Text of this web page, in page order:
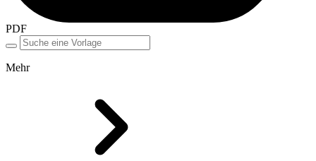
PDF
Mehr